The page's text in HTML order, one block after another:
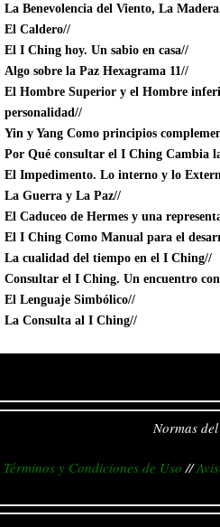
La Benevolencia del Viento, La
El Caldero//
El I Ching hoy. Un sabio en casa//
Algo sobre la Paz Hexagrama 11//
El Hombre Superior y el Hombre
personalidad//
Yin y Yang Como principios
Por Qué consultar el I Ching Cambia
El Impedimento. Lo interno y lo
La Guerra y La Paz//
El Caduceo de Hermes y una
El I Ching Como Manual para el
La cualidad del tiempo en el I Ching//
Consultar el I Ching. Un encuentro
El Lenguaje Simbólico//
La Consulta al I Ching//
Normas
Términos y Condiciones de Uso //